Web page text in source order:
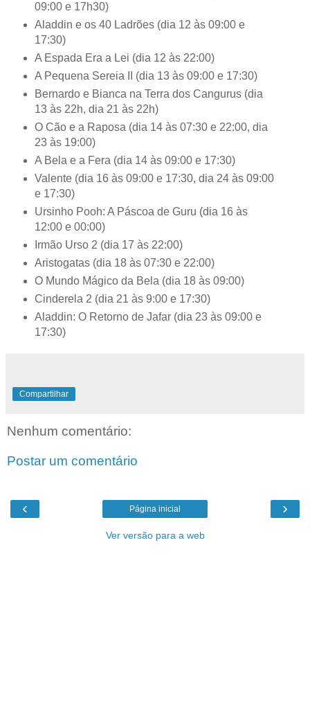
09:00 e 17h30)
Aladdin e os 40 Ladrões (dia 12 às 09:00 e
17:30)
A Espada Era a Lei (dia 12 às 22:00)
A Pequena Sereia II (dia 13 às 09:00 e 17:30)
Bernardo e Bianca na Terra dos Cangurus (dia
13 às 22h, dia 21 às 22h)
O Cão e a Raposa (dia 14 às 07:30 e 22:00, dia
23 às 19:00)
A Bela e a Fera (dia 14 às 09:00 e 17:30)
Valente (dia 16 às 09:00 e 17:30, dia 24 às 09:00
e 17:30)
Ursinho Pooh: A Páscoa de Guru (dia 16 às
12:00 e 00:00)
Irmão Urso 2 (dia 17 às 22:00)
Aristogatas (dia 18 às 07:30 e 22:00)
O Mundo Mágico da Bela (dia 18 às 09:00)
Cinderela 2 (dia 21 às 9:00 e 17:30)
Aladdin: O Retorno de Jafar (dia 23 às 09:00 e
17:30)
Compartilhar
Nenhum comentário:
Postar um comentário
‹ ›
Página inicial
Ver versão para a web